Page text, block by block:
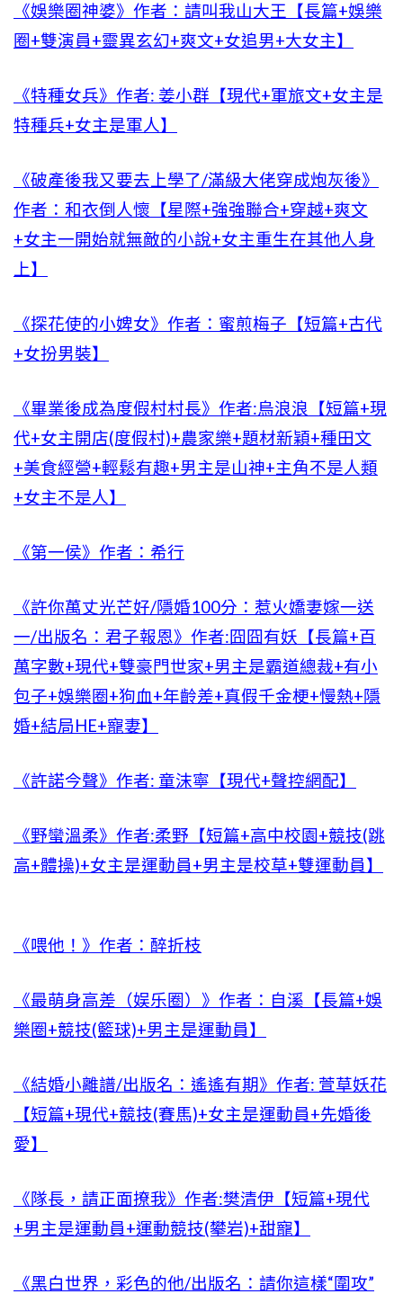
《娛樂圈神婆》作者：請叫我山大王【長篇+娛樂
圈+雙演員+靈異玄幻+爽文+女追男+大女主】
《特種女兵》作者: 姜小群【現代+軍旅文+女主是
特種兵+女主是軍人】
《破產後我又要去上學了/滿級大佬穿成炮灰後》
作者：和衣倒人懷【星際+強強聯合+穿越+爽文
+女主一開始就無敵的小說+女主重生在其他人身
上】
《探花使的小婢女》作者：蜜煎梅子【短篇+古代
+女扮男裝】
《畢業後成為度假村村長》作者:烏浪浪【短篇+現
代+女主開店(度假村)+農家樂+題材新穎+種田文
+美食經營+輕鬆有趣+男主是山神+主角不是人類
+女主不是人】
《第一侯》作者：希行
《許你萬丈光芒好/隱婚100分：惹火嬌妻嫁一送
一/出版名：君子報恩》作者:囧囧有妖【長篇+百
萬字數+現代+雙豪門世家+男主是霸道總裁+有小
包子+娛樂圈+狗血+年齡差+真假千金梗+慢熱+隱
婚+結局HE+寵妻】
《許諾今聲》作者: 童沫寧【現代+聲控網配】
《野蠻溫柔》作者:柔野【短篇+高中校園+競技(跳
高+體操)+女主是運動員+男主是校草+雙運動員】
《喂他！》作者：醉折枝
《最萌身高差（娱乐圈）》作者：自溪【長篇+娛
樂圈+競技(籃球)+男主是運動員】
《結婚小離譜/出版名：遙遙有期》作者: 萱草妖花
【短篇+現代+競技(賽馬)+女主是運動員+先婚後
愛】
《隊長，請正面撩我》作者:樊清伊【短篇+現代
+男主是運動員+運動競技(攀岩)+甜寵】
《黑白世界，彩色的他/出版名：請你這樣“圍攻”